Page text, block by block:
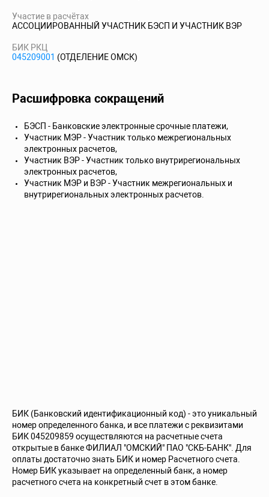
Участие в расчётах
АССОЦИИРОВАННЫЙ УЧАСТНИК БЭСП И УЧАСТНИК ВЭР
БИК РКЦ
045209001 (ОТДЕЛЕНИЕ ОМСК)
Расшифровка сокращений
БЭСП - Банковские электронные срочные платежи,
Участник МЭР - Участник только межрегиональных
электронных расчетов,
Участник ВЭР - Участник только внутрирегиональных
электронных расчетов,
Участник МЭР и ВЭР - Участник межрегиональных и
внутрирегиональных электронных расчетов.
БИК (Банковский идентификационный код) - это уникальный
номер определенного банка, и все платежи с реквизитами
БИК 045209859 осуществляются на расчетные счета
открытые в банке ФИЛИАЛ "ОМСКИЙ" ПАО "СКБ-БАНК". Для
оплаты достаточно знать БИК и номер Расчетного счета.
Номер БИК указывает на определенный банк, а номер
расчетного счета на конкретный счет в этом банке.